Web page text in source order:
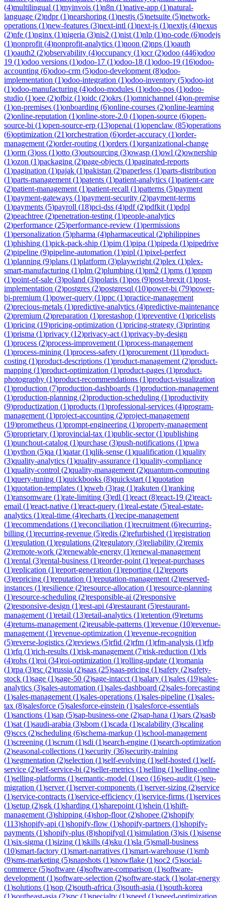
(4)multilingual (1)myinvois (1)n8n (1)native-app (1)natural-
language (2)ndpr(1)nearshoring (1)nestjs (5)netsuite (5)network-
operations (1)new-features (3)next-intl (1)next-js (1)nextjs (4)nexus
(2)nfe (1)nginx (1)nigeria (3)nis2 (1)nist (1)nlp (1)no-code (6)nodejs
(1)nonprofit (4)nonprofit-analytics (1)noon (2)nps (1)oauth
(1)oauth2 (2)observability (4)occupancy (1)ocr(2)odoo (446)odoo
19 (1)odoo versions (1)odoo-17 (1)odoo-18 (1)odoo-19 (16)odoo-
accounting (6)odoo-crm (5)odoo-development (8)odoo-
implementation (1)odoo-integration (1)odoo-inventory (5)odoo-iot
(1)odoo-manufacturing (4)odoo-modules (1)odoo-pos (1)odoo-
studio (1)oee (2)ofbiz (1)oidc (2)okrs (1)omnichannel (4)on-premise
(1)on-premises (1)onboarding (6)online-courses (2)online-learning
(2)online-reputation (1)online-store-2.0 (1)open-source (6)open-
source-bi (1)open-source-erp (13)openai (1)openclaw (85)operations
(6)optimization (21)orchestration (6)order-accuracy (1)order-
management (2)order-routing (1)orders (1)organizational-change
(1)orm (3)oss (1)otto (3)outsourcing (3)owasp (1)owl (2)ownership
(1)ozon (1)packaging (2)page-objects (1)paginated-reports
(1)pagination (1)pajak (1)pakistan (2)paperless (1)parts-distribution
(1)parts-management (1)patents (1)patient-analytics (1)patient-care
(2)patient-management (1)patient-recall (1)patterns (5)payment
(1)payment-gateways (1)payment-security (2)payment-terms
(1)payments (5)payroll (18)pci-dss (4)pdf(2)pdfkit (1)pdpl
(2)peachtree (2)penetration-testing (1)people-analytics
(2)performance (25)performance-review (1)permissions
(1)personalization (5)pharma (4)pharmaceutical (2)philippines
(1)phishing (1)pick-pack-ship (1)pim (1)pipa (1)pipeda (1)pipedrive
(2)pipeline (9)pipeline-automation (1)pipl (1)pixel-perfect
(1)planning (9)plans (1)platform (3)playwright (2)plex (1)plex-
smart-manufacturing (1)plm (2)plumbing (1)pm2 (1)pms (1)pnpm
(1)point-of-sale (3)poland (3)polaris (1)pos (9)post-brexit (1)post-
implementation (2)postgres (2)postgresql (10)power-bi (79)power-
bi-premium (1)power-query (1)ppc (1)practice-management
(2)precious-metals (1)predictive-analytics (4)predictive-maintenance
(2)premium (2)preparation (1)prestashop (1)preventive (1)pricelists
(1)pricing (19)pricing-optimization (1)pricing-strategy (3)printing
(1)prisma (1)privacy (12)privacy-act (1)privacy-by-design
(1)process (2)process-improvement (1)process-management
(1)process-mining (1)process-safety (1)procurement (11)product-
costing (1)product-descriptions (1)product-management (2)product-
mapping (1)product-optimization (1)product-pages (1)product-
photography (1)product-recommendations (1)product-visualization
(1)production (7)production-dashboards (1)production-management
(1)production-planning (2)production-scheduling (1)productivity
(9)productization (1)products (1)professional-services (4)program-
management (1)project-accounting (2)project-management
(19)prometheus (1)prompt-engineering (1)property-management
(5)proprietary (1)provincial-tax (1)public-sector(1)publishing
(1)punchout-catalog (1)purchase (3)push-notifications (1)pwa
(1)python (5)qa (1)qatar(1)qlik-sense (1)qualification (1)quality
(3)quality-analytics (1)quality-assurance (1)quality-compliance
(1)quality-control (2)quality-management (2)quantum-computing
(1)query-tuning (1)quickbooks (8)quickstart (1)quotation
(1)quotation-templates (1)qweb (3)rag (1)rakuten (1)ranking
(1)ransomware (1)rate-limiting (3)rdl (1)react (8)react-19 (2)react-
email (1)react-native (1)react-query (1)real-estate (5)real-estate-
analytics (1)real-time (4)recharts (1)recipe-management
(1)recommendations (1)reconciliation (1)recruitment (6)recurring-
billing (1)recurring-revenue (5)redis (2)refurbished (1)registration
(1)regulation (1)regulations (2)regulatory (3)reliability (2)remix
(2)remote-work (2)renewable-energy (1)renewal-management
(1)rental (3)rental-business (1)reorder-point (1)repeat-purchases
(1)replication (1)report-generation (1)reporting (12)reports
(3)repricing (1)reputation (1)reputation-management (2)reserved-
instances (1)resilience (2)resource-allocation (1)resource-planning
(1)resource-scheduling (2)responsible-ai (2)responsive
(2)responsive-design (1)rest-api (4)restaurant (5)restaurant-
management (1)retail (13)retail-analytics (1)retention (9)returns
(4)returns-management (2)reusable-patterns (1)revenue (10)revenue-
management (1)revenue-optimization (1)revenue-recognition
(5)reverse-logistics (2)reviews (5)rfid (2)rfm (1)rfm-analysis (1)rfp
(1)rfq (1)rich-results (1)risk-management (7)risk-reduction (1)rls
(4)rohs (1)roi (34)roi-optimization (1)rolling-update (1)romania
(1)rpa (3)rsc (2)russia (2)saas (25)saas-pricing (1)safety (2)safety-
stock (1)sage (1)sage-50 (2)sage-intacct (1)salary (1)sales (19)sales-
analytics (3)sales-automation (1)sales-dashboard (2)sales-forecasting
(1)sales-management (1)sales-operations (1)sales-pipeline (1)sales-
tax (8)salesforce (5)salesforce-einstein (1)salesforce-essentials
(1)sanctions (1)sap (5)sap-business-one (2)sap-hana (1)sars (2)sasb
(1)sat (1)saudi-arabia (3)sbom (1)scada (1)scalability (3)scaling
(9)sccs (2)scheduling (6)schema-markup (1)school-management
(1)screening (1)scrum (1)sdi (1)search-engine (1)search-optimization
(2)seasonal-collections (1)security (36)security-training
(1)segmentation (2)selection (1)self-evolving (1)self-hosted (1)self-
service (2)self-service-bi (2)seller-metrics (1)selling (1)selling-online
(1)selling-platforms (1)semantic-model (1)seo (16)seo-audit (1)seo-
migration (1)server(1)server-components (1)server-sizing (2)service
(1)service-contracts (1)service-efficiency (1)service-firms (1)services
(1)setup (2)sgk (1)sharding (1)sharepoint (1)shein (1)shift-
management (3)shipping (4)shop-floor(2)shopee (2)shopify
(113)shopify-api (1)shopify-flow (1)shopify-partners (1)shopify-
payments (1)shopify-plus (8)shopifyql (1)simulation (3)sis (1)sisense
(1)six-sigma (1)sizing (1)skills (4)sku (1)sla (5)small-business
(10)smart-factory (1)smart-narratives (1)smart-warehouse (1)smb
(9)sms-marketing (5)snapshots (1)snowflake (1)soc2 (5)social-
commerce (5)software (4)software-comparison (1)software-
development (1)software-selection (2)software-stack (1)solar-energy
(1)solutions (1)sop (2)south-africa (3)south-asia (1)south-korea
(1)southeast-asia (2)spc (1)specialty (1)speed (1)speed-optimization